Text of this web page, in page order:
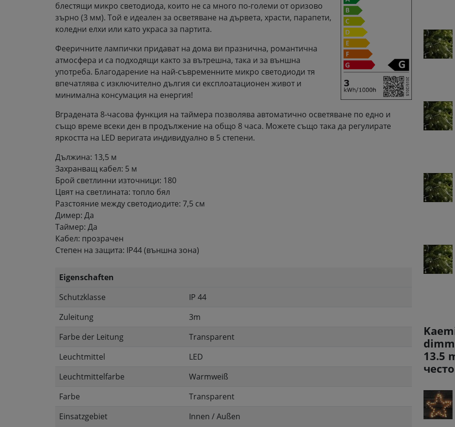
блестящи микро светодиода, които не са много по-големи от оризово
зърно (3 мм). Той е идеален за осветяване на дървета, храсти, парапети,
коледни елхи или като украса за партита.
Фееричните лампички придават на дома ви празнична, романтична
атмосфера и са подходящи както за вътрешна, така и за външна
употреба. Благодарение на най-съвременните микро светодиоди тя
впечатлява с изключително дългия си експлоатационен живот и
минимална консумация на енергия!
Вградената 8-часова функция на таймера позволява автоматично осветяване по едно и
също време всеки ден в продължение на общо 8 часа. Можете също така да регулирате
яркостта на LED веригата индивидуално в 5 степени.
Дължина: 13,5 м
Захранващ кабел: 5 м
Брой светлинни източници: 180
Цвят на светлината: топло бял
Разстояние между светодиодите: 7,5 см
Димер: Да
Таймер: Да
Кабел: прозрачен
Степен на защита: IP44 (външна зона)
Eigenschaften
Schutzklasse
IP 44
Zuleitung
3m
Farbe der Leitung
Transparent
Leuchtmittel
LED
Leuchtmittelfarbe
Warmweiß
Farbe
Transparent
Einsatzgebiet
Innen / Außen
13.5